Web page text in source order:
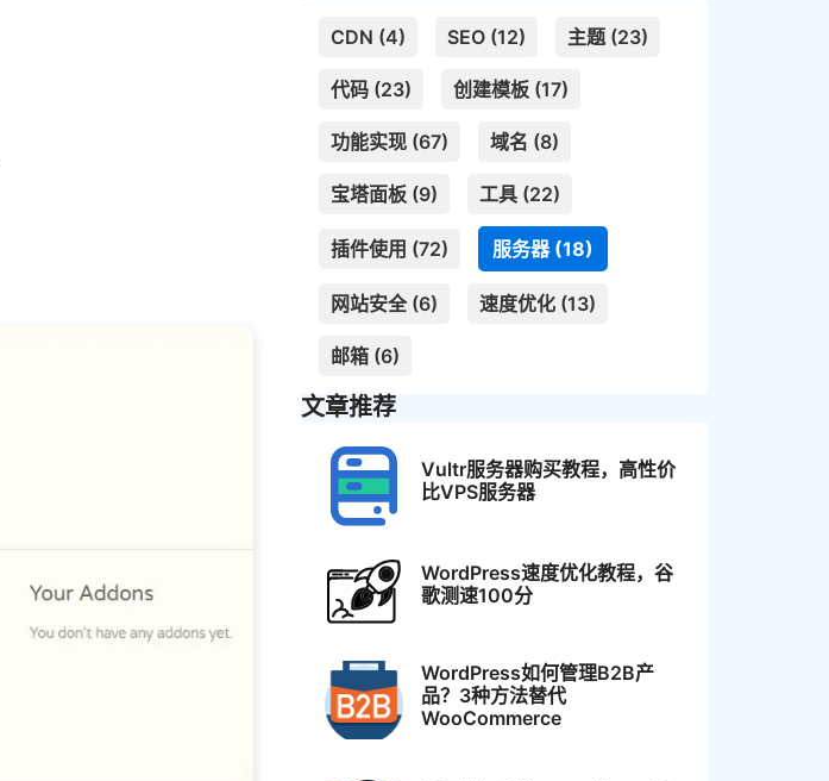
CDN (4) SEO (12) 主题 (23)
代码 (23) 创建模板 (17)
功能实现 (67) 域名 (8)
宝塔面板 (9) 工具 (22)
插件使用 (72) 服务器 (18)
网站安全 (6) 速度优化 (13)
邮箱 (6)
文章推荐
Vultr服务器购买教程，高性价
比VPS服务器
WordPress速度优化教程，谷
歌测速100分
WordPress如何管理B2B产
品？3种方法替代
WooCommerce